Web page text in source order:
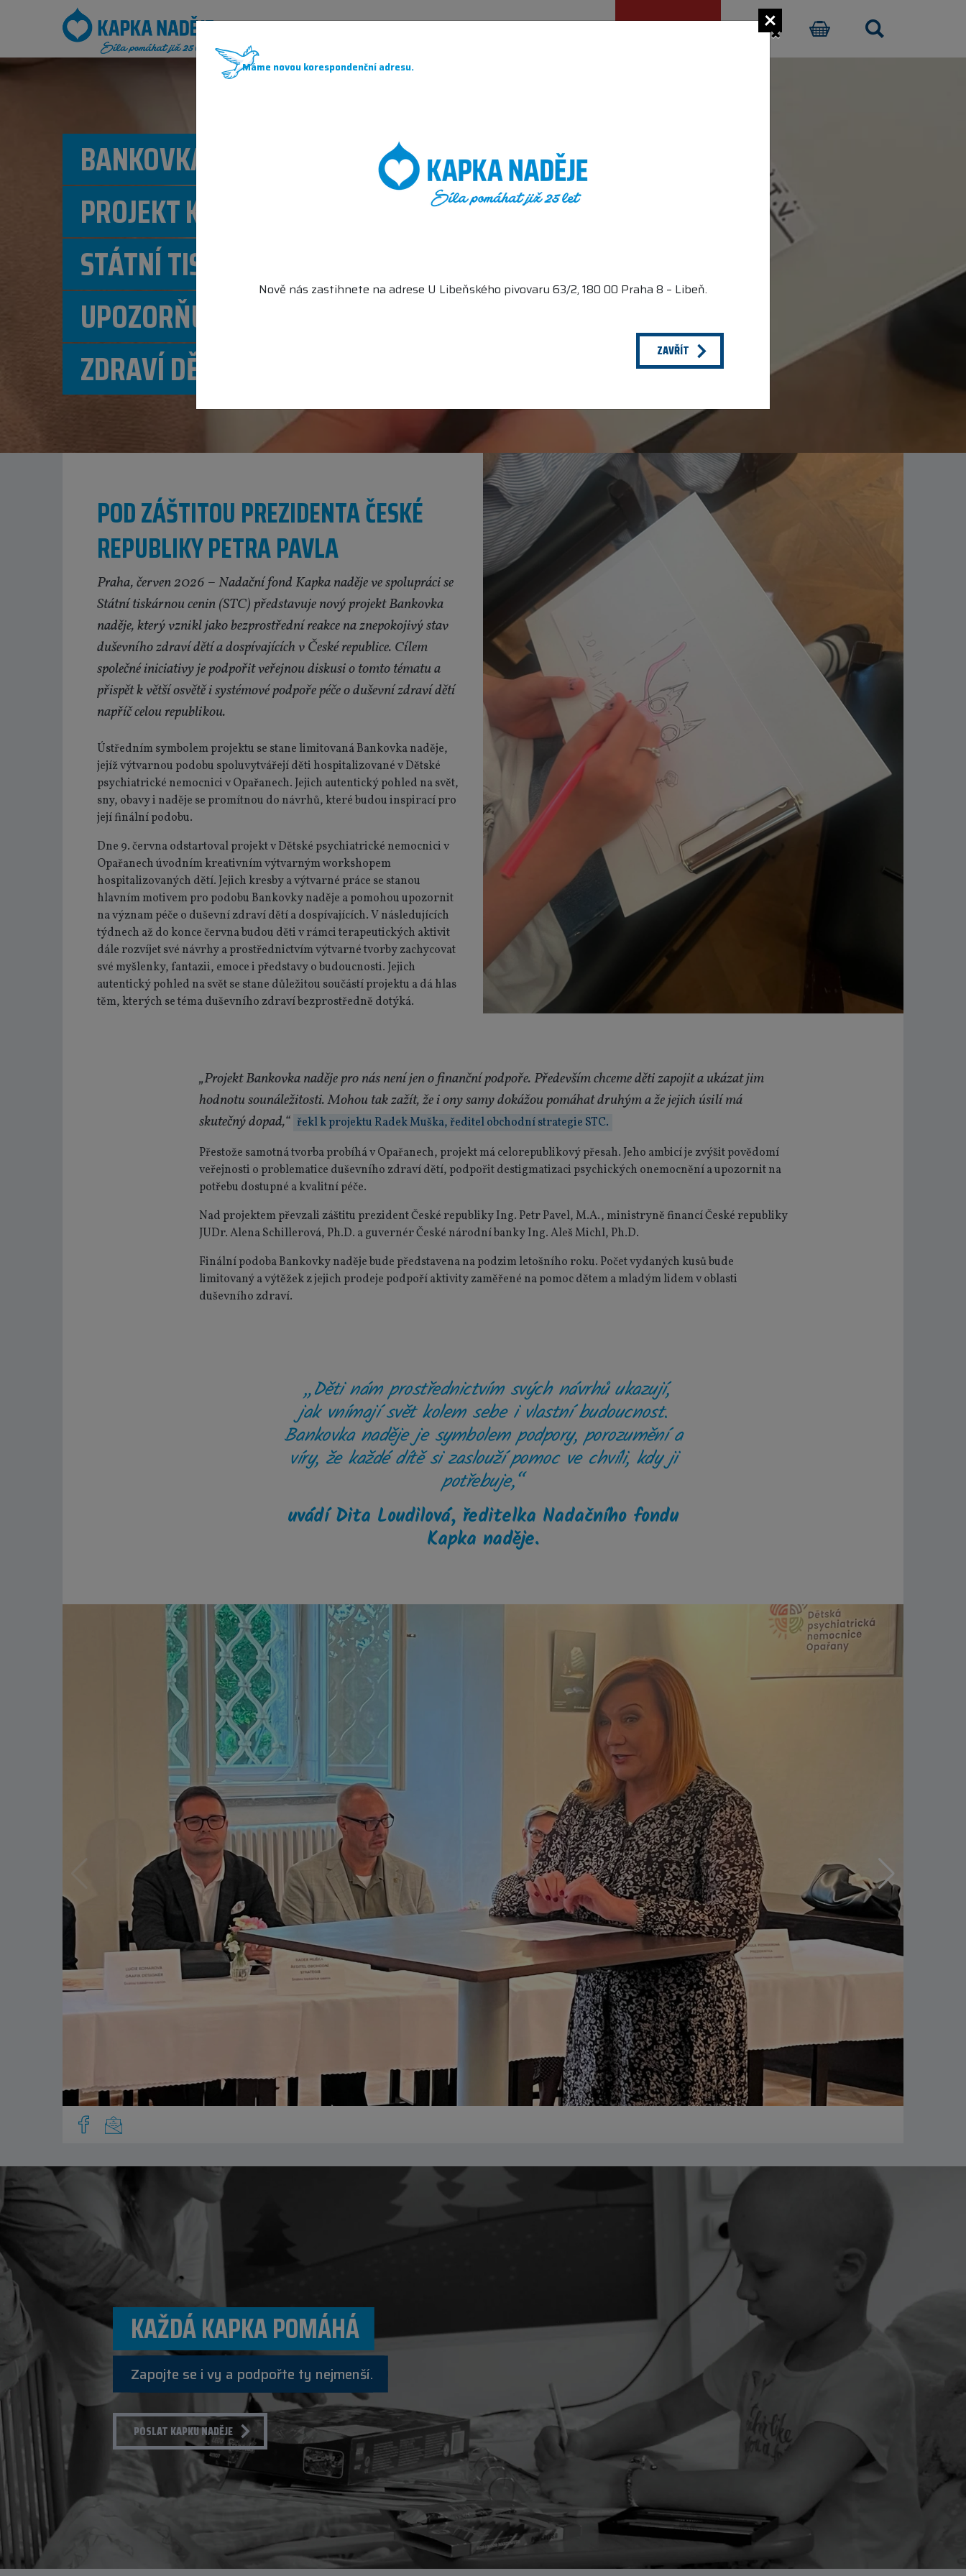
E-SHOP
BANKOVKA NADĚJE: NOVÝ
PROJEKT KAPKY NADĚJE A
STÁTNÍ TISKÁRNY CENIN
UPOZORŇUJE NA DUŠEVNÍ
ZDRAVÍ DĚTÍ
POD ZÁŠTITOU PREZIDENTA ČESKÉ
REPUBLIKY PETRA PAVLA
Praha, červen 2026 – Nadační fond Kapka naděje ve spolupráci se
Státní tiskárnou cenin (STC) představuje nový projekt Bankovka
naděje, který vznikl jako bezprostřední reakce na znepokojivý stav
duševního zdraví dětí a dospívajících v České republice. Cílem
společné iniciativy je podpořit veřejnou diskusi o tomto tématu a
přispět k větší osvětě i systémové podpoře péče o duševní zdraví dětí
napříč celou republikou.
Ústředním symbolem projektu se stane limitovaná Bankovka naděje,
jejíž výtvarnou podobu spoluvytvářejí děti hospitalizované v Dětské
psychiatrické nemocnici v Opařanech. Jejich autentický pohled na svět,
sny, obavy i naděje se promítnou do návrhů, které budou inspirací pro
její finální podobu.
Dne 9. června odstartoval projekt v Dětské psychiatrické nemocnici v
Opařanech úvodním kreativním výtvarným workshopem
hospitalizovaných dětí. Jejich kresby a výtvarné práce se stanou
hlavním motivem pro podobu Bankovky naděje a pomohou upozornit
na význam péče o duševní zdraví dětí a dospívajících. V následujících
týdnech až do konce června budou děti v rámci terapeutických aktivit
dále rozvíjet své návrhy a prostřednictvím výtvarné tvorby zachycovat
své myšlenky, fantazii, emoce i představy o budoucnosti. Jejich
autentický pohled na svět se stane důležitou součástí projektu a dá hlas
těm, kterých se téma duševního zdraví bezprostředně dotýká.
„Projekt Bankovka naděje pro nás není jen o finanční podpoře. Především chceme děti zapojit a ukázat jim
hodnotu sounáležitosti. Mohou tak zažít, že i ony samy dokážou pomáhat druhým a že jejich úsilí má
skutečný dopad,“ řekl k projektu Radek Muška, ředitel obchodní strategie STC.
Přestože samotná tvorba probíhá v Opařanech, projekt má celorepublikový přesah. Jeho ambicí je zvýšit povědomí
veřejnosti o problematice duševního zdraví dětí, podpořit destigmatizaci psychických onemocnění a upozornit na
potřebu dostupné a kvalitní péče.
Nad projektem převzali záštitu prezident České republiky Ing. Petr Pavel, M.A., ministryně financí České republiky
JUDr. Alena Schillerová, Ph.D. a guvernér České národní banky Ing. Aleš Michl, Ph.D.
Finální podoba Bankovky naděje bude představena na podzim letošního roku. Počet vydaných kusů bude
limitovaný a výtěžek z jejich prodeje podpoří aktivity zaměřené na pomoc dětem a mladým lidem v oblasti
duševního zdraví.
„Děti nám prostřednictvím svých návrhů ukazují,
jak vnímají svět kolem sebe i vlastní budoucnost.
Bankovka naděje je symbolem podpory, porozumění a
víry, že každé dítě si zaslouží pomoc ve chvíli, kdy ji
potřebuje,“
uvádí Dita Loudilová, ředitelka Nadačního fondu
Kapka naděje.
KAŽDÁ KAPKA POMÁHÁ
Zapojte se i vy a podpořte ty nejmenší.
POSLAT KAPKU NADĚJE
Máme novou korespondenční adresu.
×
Nově nás zastihnete na adrese U Libeňského pivovaru 63/2, 180 00 Praha 8 – Libeň.
ZAVŘÍT